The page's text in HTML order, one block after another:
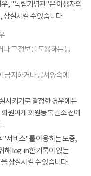
우, "독립기념관"은 이용자의
상실시킬 수 있습니다.
그 정보를 도용하는 등
금지하거나 공서양속에
시키기로 결정한 경우에는
원에게 회원등록 말소 전에
"서비스"를 이용하는 도중,
해 log-in한 기록이 없는
상실시킬 수 있습니다.